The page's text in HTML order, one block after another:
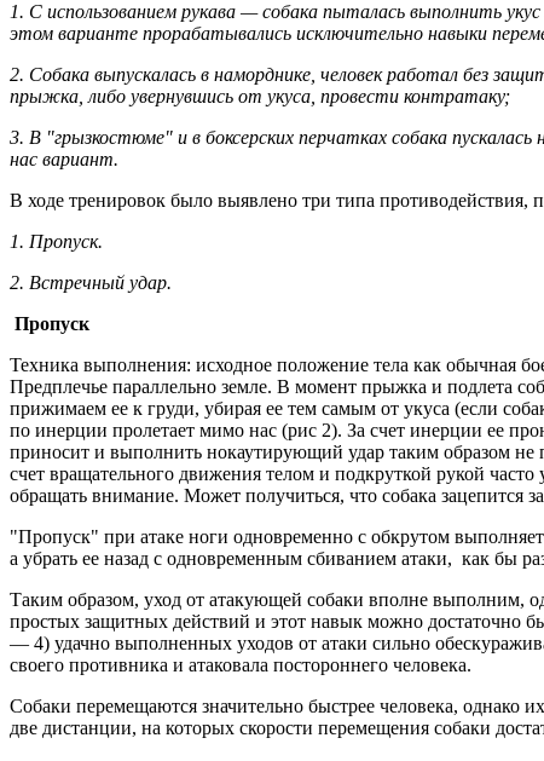
1. С использованием рукава — собака пыталась выполнить
этом варианте прорабатывались исключительно навыки
2. Собака выпускалась в наморднике, человек работал без
прыжка, либо увернувшись от укуса, провести контратаку;
3. В "грызкостюме" и в боксерских перчатках собака
нас вариант.
В ходе тренировок было выявлено три типа противодействия,
1. Пропуск.
2. Встречный удар.
Пропуск
Техника выполнения: исходное положение тела как обычная
Предплечье параллельно земле. В момент прыжка и подлета
прижимаем ее к груди, убирая ее тем самым от укуса (если
по инерции пролетает мимо нас (рис 2). За счет инерции ее
приносит и выполнить нокаутирующий удар таким образом не
счет вращательного движения телом и подкруткой рукой
обращать внимание. Может получиться, что собака зацепится
"Пропуск" при атаке ноги одновременно с обкрутом
а убрать ее назад с одновременным сбиванием атаки, как бы
Таким образом, уход от атакующей собаки вполне выполним,
простых защитных действий и этот навык можно достаточно
— 4) удачно выполненных уходов от атаки сильно
своего противника и атаковала постороннего человека.
Собаки перемещаются значительно быстрее человека, однако
две дистанции, на которых скорости перемещения собаки